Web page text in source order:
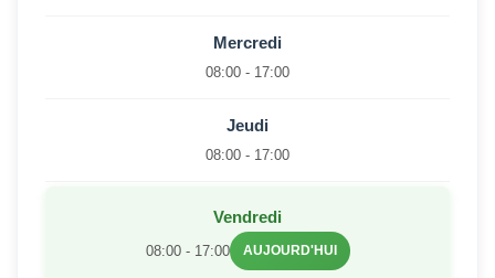
Mercredi
08:00 - 17:00
Jeudi
08:00 - 17:00
Vendredi
08:00 - 17:00 AUJOURD'HUI